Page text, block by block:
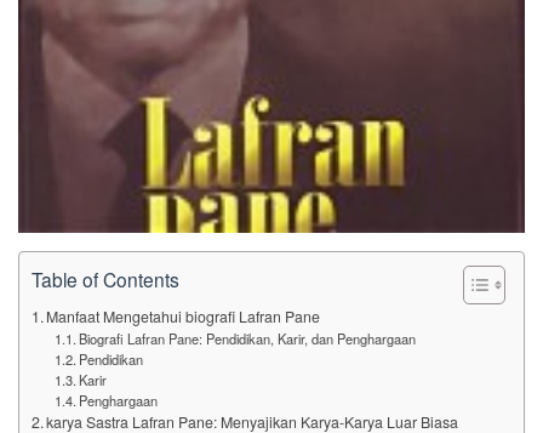
Table of Contents
Manfaat Mengetahui biografi Lafran Pane
Biografi Lafran Pane: Pendidikan, Karir, dan Penghargaan
Pendidikan
Karir
Penghargaan
karya Sastra Lafran Pane: Menyajikan Karya-Karya Luar Biasa